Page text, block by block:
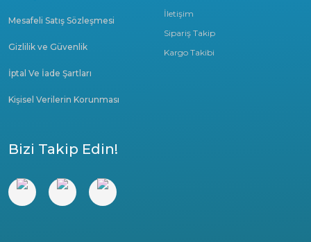
İletişim
Sipariş Takip
Kargo Takibi
Mesafeli Satış Sözleşmesi
Gizlilik ve Güvenlik
İptal Ve İade Şartları
Kişisel Verilerin Korunması
Bizi Takip Edin!